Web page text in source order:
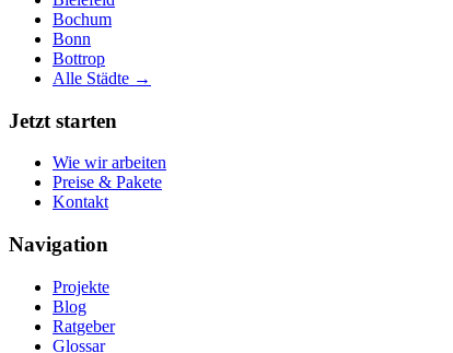
Bochum
Bonn
Bottrop
Alle Städte →
Jetzt starten
Wie wir arbeiten
Preise & Pakete
Kontakt
Navigation
Projekte
Blog
Ratgeber
Glossar